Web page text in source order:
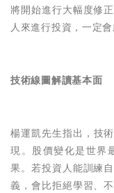
將開始進行大幅度修
人來進行投資，一定會
技術線圖解讀基本面
楊運凱先生指出， 技
現。股價變化是世界
果。若投資人能訓練
義，會比拒絕學習、